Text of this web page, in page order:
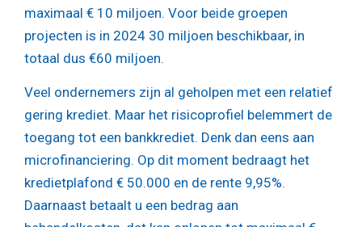
maximaal € 10 miljoen. Voor beide groepen
projecten is in 2024 30 miljoen beschikbaar, in
totaal dus €60 miljoen.
Veel ondernemers zijn al geholpen met een relatief
gering krediet. Maar het risicoprofiel belemmert de
toegang tot een bankkrediet. Denk dan eens aan
microfinanciering. Op dit moment bedraagt het
kredietplafond € 50.000 en de rente 9,95%.
Daarnaast betaalt u een bedrag aan